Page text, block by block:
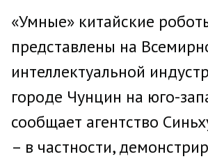
«Умные» китайские
представлены на
интеллектуальной
городе Чунцин на юго-
сообщает агентство
– в частности,